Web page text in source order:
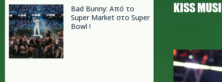
Bad Bunny: Από το
Super Market στο Super
Bowl !
ΚISS
e.jpg